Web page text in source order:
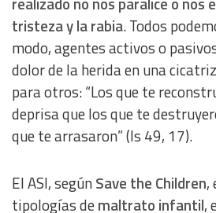
tristeza y la rabia. Todos
modo, agentes activos o
dolor de la herida en una
para otros: “Los que te
deprisa que los que te
que te arrasaron” (Is 49, 17).
El ASI, segúnSave the Children,
tipologías demaltrato infantil,